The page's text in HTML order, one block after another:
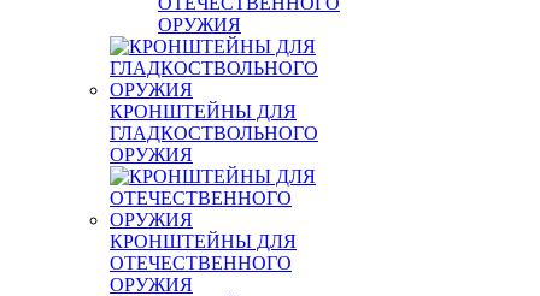
ОРУЖИЯ
КРОНШТЕЙНЫ ДЛЯ
ГЛАДКОСТВОЛЬНОГО
ОРУЖИЯ
КРОНШТЕЙНЫ ДЛЯ
ОТЕЧЕСТВЕННОГО
ОРУЖИЯ